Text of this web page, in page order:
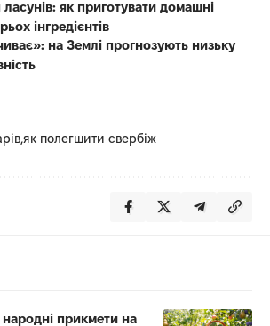
як приготувати домашні
інгредієнтів
на Землі прогнозують низьку
як полегшити свербіж
прикмети на